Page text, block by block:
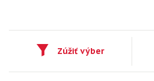
Zúžiť výber